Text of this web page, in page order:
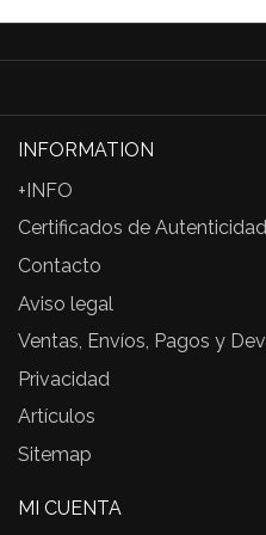
INFORMATION
+INFO
Certificados de Autenticidad
Contacto
Aviso legal
Ventas, Envíos, Pagos y
Privacidad
Artículos
Sitemap
MI CUENTA